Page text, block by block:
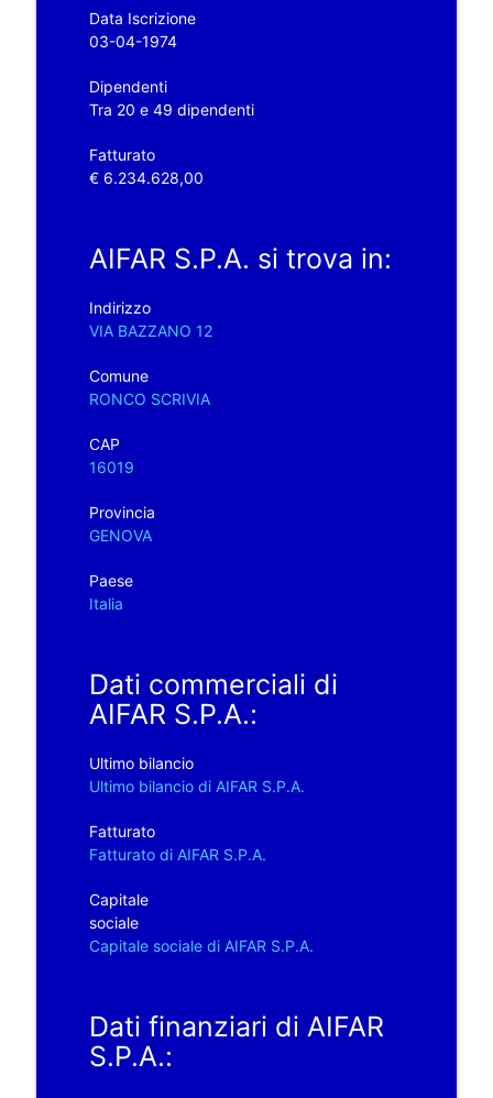
Data Iscrizione
03-04-1974
Dipendenti
Tra 20 e 49 dipendenti
Fatturato
€ 6.234.628,00
AIFAR S.P.A. si trova in:
Indirizzo
VIA BAZZANO 12
Comune
RONCO SCRIVIA
CAP
16019
Provincia
GENOVA
Paese
Italia
Dati commerciali di
AIFAR S.P.A.:
Ultimo bilancio
Ultimo bilancio di AIFAR S.P.A.
Fatturato
Fatturato di AIFAR S.P.A.
Capitale
sociale
Capitale sociale di AIFAR S.P.A.
Dati finanziari di AIFAR
S.P.A.: